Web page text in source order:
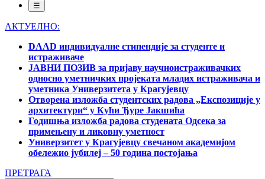
☰
АКТУЕЛНО:
DAAD индивидуалне стипендије за студенте и
истраживаче
ЈАВНИ ПОЗИВ за пријаву научноистраживачких
односно уметничких пројеката младих истраживача и
уметника Универзитета у Крагујевцу
Отворена изложба студентских радова „Експозиције у
архитектури“ у Кући Ђуре Јакшића
Годишња изложба радова студената Одсека за
примењену и ликовну уметност
Универзитет у Крагујевцу свечаном академијом
обележио јубилеј – 50 година постојања
ПРЕТРАГА